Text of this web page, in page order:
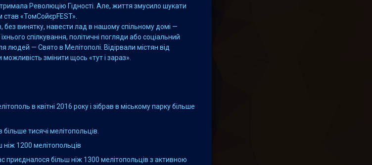
Революцію Гідності. Але, життя змусило шукати
став «ТомСойєрFEST».
без винятку, навести лад в нашому спільному домі —
спілкування, політичні погляди або соціальний
людей — Свято в Мелітополі. Відірвали містян від
можливість змінити щось «тут і зараз».
в квітні 2016 року і зібрав в міському парку більше
тисячі мелітопольців.
ніж 1200 мелітопольців
приєдналося більш ніж 1300 мелітопольців з активною